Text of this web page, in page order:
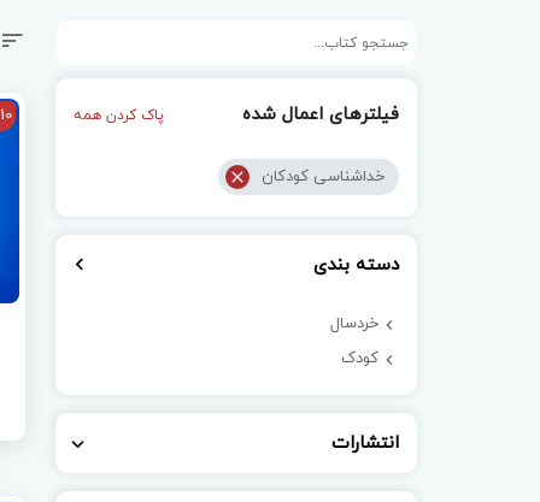
فیلترهای اعمال شده پاک کردن همه
خداشناسی کودکان
دسته بندی
خردسال
کودک
انتشارات